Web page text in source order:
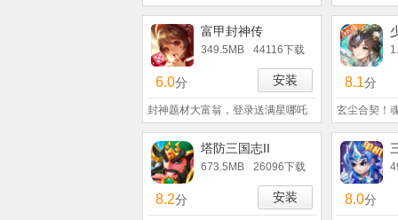
富甲封神传
349.5MB 44116下载
6.0分 安装
封神题材大富翁，登录送满星哪吒
8.1分
玄尘合契！
塔防三国志II
673.5MB 26096下载
8.2分 安装 8.0分